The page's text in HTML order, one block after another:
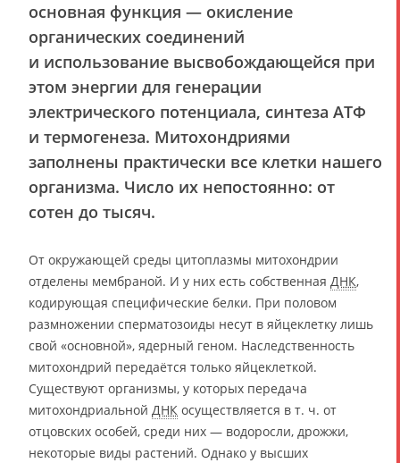
основная функция — окисление
органических соединений
и использование высвобождающейся при
этом энергии для генерации
электрического потенциала, синтеза АТФ
и термогенеза. Митохондриями
заполнены практически все клетки нашего
организма. Число их непостоянно: от
сотен до тысяч.
От окружающей среды цитоплазмы митохондрии
отделены мембраной. И у них есть собственная ДНК,
кодирующая специфические белки. При половом
размножении сперматозоиды несут в яйцеклетку лишь
свой «основной», ядерный геном. Наследственность
митохондрий передаётся только яйцеклеткой.
Существуют организмы, у которых передача
митохондриальной ДНК осуществляется в т. ч. от
отцовских особей, среди них — водоросли, дрожжи,
некоторые виды растений. Однако у высших